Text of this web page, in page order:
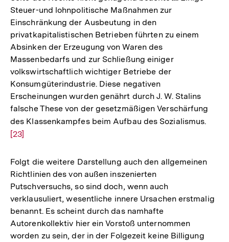
Steuer-und lohnpolitische Maßnahmen zur
Einschränkung der Ausbeutung in den
privatkapitalistischen Betrieben führten zu einem
Absinken der Erzeugung von Waren des
Massenbedarfs und zur Schließung einiger
volkswirtschaftlich wichtiger Betriebe der
Konsumgüterindustrie. Diese negativen
Erscheinungen wurden genährt durch J. W. Stalins
falsche These von der gesetzmäßigen Verschärfung
des Klassenkampfes beim Aufbau des Sozialismus.
[23]
Folgt die weitere Darstellung auch den allgemeinen
Richtlinien des von außen inszenierten
Putschversuchs, so sind doch, wenn auch
verklausuliert, wesentliche innere Ursachen erstmalig
benannt. Es scheint durch das namhafte
Autorenkollektiv hier ein Vorstoß unternommen
worden zu sein, der in der Folgezeit keine Billigung